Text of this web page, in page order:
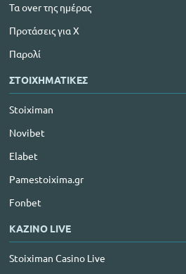
Τα over της ημέρας
Προτάσεις για Χ
Παρολί
ΣΤΟΙΧΗΜΑΤΙΚΕΣ
Stoiximan
Novibet
Elabet
Pamestoixima.gr
Fonbet
ΚΑΖΙΝΟ LIVE
Stoiximan Casino Live